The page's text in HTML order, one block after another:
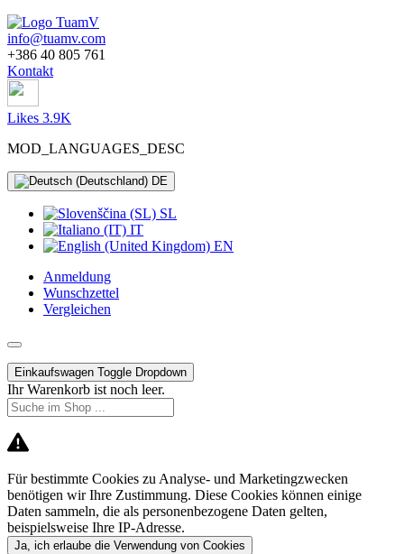
info@tuamv.com
+386 40 805 761
Kontakt
Likes 3.9K
MOD_LANGUAGES_DESC
DE
SL
IT
EN
Anmeldung
Wunschzettel
Vergleichen
Einkaufswagen Toggle Dropdown
Ihr Warenkorb ist noch leer.
Für bestimmte Cookies zu Analyse- und Marketingzwecken
benötigen wir Ihre Zustimmung. Diese Cookies können einige
Daten sammeln, die als personenbezogene Daten gelten,
beispielsweise Ihre IP-Adresse.
Ja, ich erlaube die Verwendung von Cookies